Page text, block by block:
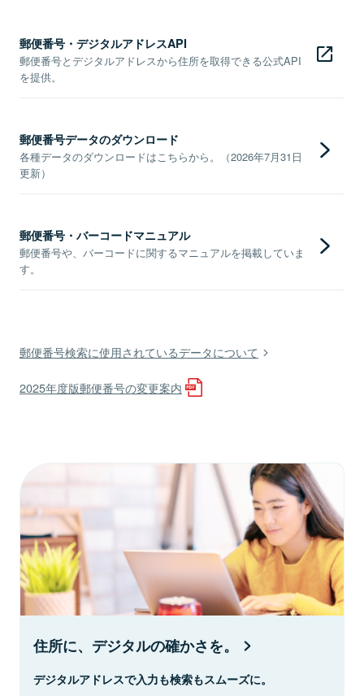
郵便番号・デジタルアドレスAPI
郵便番号とデジタルアドレスから住所を取得できる公式API
を提供。
郵便番号データのダウンロード
各種データのダウンロードはこちらから。（2026年7月31日
更新）
郵便番号・バーコードマニュアル
郵便番号や、バーコードに関するマニュアルを掲載していま
す。
郵便番号検索に使用されているデータについて
2025年度版郵便番号の変更案内
住所に、デジタルの確かさを。
デジタルアドレスで入力も検索もスムーズに。